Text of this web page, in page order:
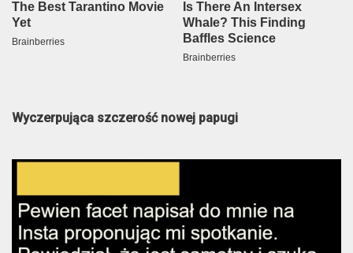
Wyczerpująca szczerość nowej papugi